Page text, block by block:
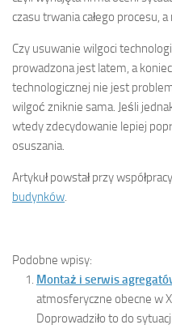
czasu trwania całego procesu,
Czy usuwanie wilgoci
prowadzona jest latem, a
technologicznej nie jest
wilgoć zniknie sama. Jeśli
wtedy zdecydowanie lepiej
osuszania.
Artykuł powstał przy
budynków.
Podobne wpisy:
Montaż i serwis
atmosferyczne obecne w
Doprowadziło to do